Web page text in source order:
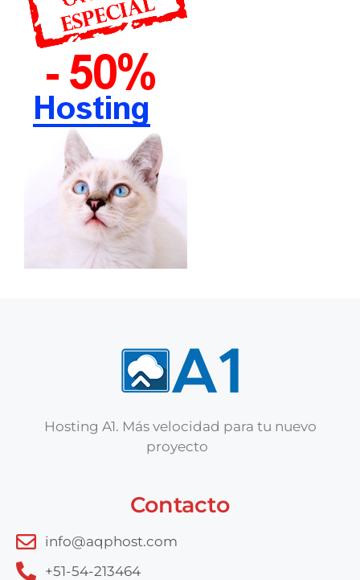
Hosting A1. Más velocidad para tu nuevo
proyecto
Contacto
info@aqphost.com
+51-54-213464